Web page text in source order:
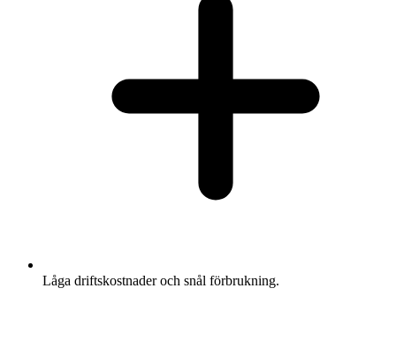
Låga driftskostnader och snål förbrukning.